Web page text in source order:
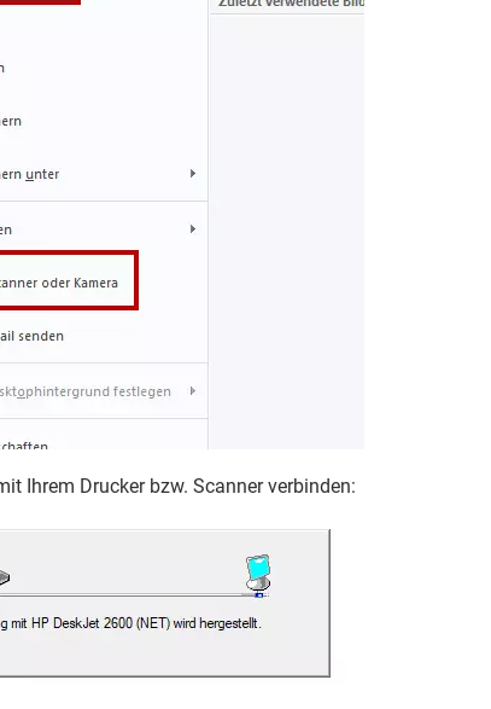
Ihrem Drucker bzw. Scanner verbinden: